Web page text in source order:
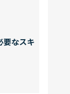
要なスキ